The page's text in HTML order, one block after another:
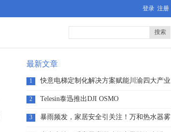
登录 注册
搜索
最新文章
1
快意电梯定制化解决方案赋能川渝四大产业
2 Telesin泰迅推出DJI OSMO
3
暴雨频发，家居安全引关注！万和热水器雾
化